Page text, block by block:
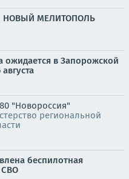
НОВЫЙ МЕЛИТОПОЛЬ
ожидается в Запорожской
"Новороссия"
региональной
беспилотная
СВО